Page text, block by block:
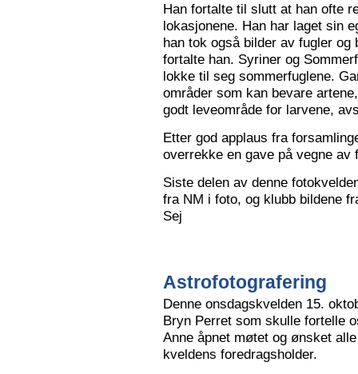
Han fortalte til slutt at han ofte
lokasjonene. Han har laget sin
han tok også bilder av fugler
fortalte han. Syriner og
lokke til seg sommerfuglene.
områder som kan bevare
godt leveområde for larvene,
Etter god applaus fra
overrekke en gave på vegne av
Siste delen av denne
fra NM i foto, og klubb bildene
Sej
Astrofotografering
Denne onsdagskvelden 15.
Bryn Perret som skulle fortelle
Anne åpnet møtet og ønsket
kveldens foredragsholder.